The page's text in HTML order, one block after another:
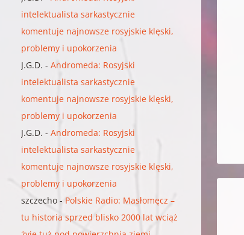
intelektualista sarkastycznie
komentuje najnowsze rosyjskie klęski,
problemy i upokorzenia
J.G.D. -Andromeda: Rosyjski
intelektualista sarkastycznie
komentuje najnowsze rosyjskie klęski,
problemy i upokorzenia
J.G.D. -Andromeda: Rosyjski
intelektualista sarkastycznie
komentuje najnowsze rosyjskie klęski,
problemy i upokorzenia
szczecho - Polskie Radio: Masłomęcz –
tu historia sprzed blisko 2000 lat wciąż